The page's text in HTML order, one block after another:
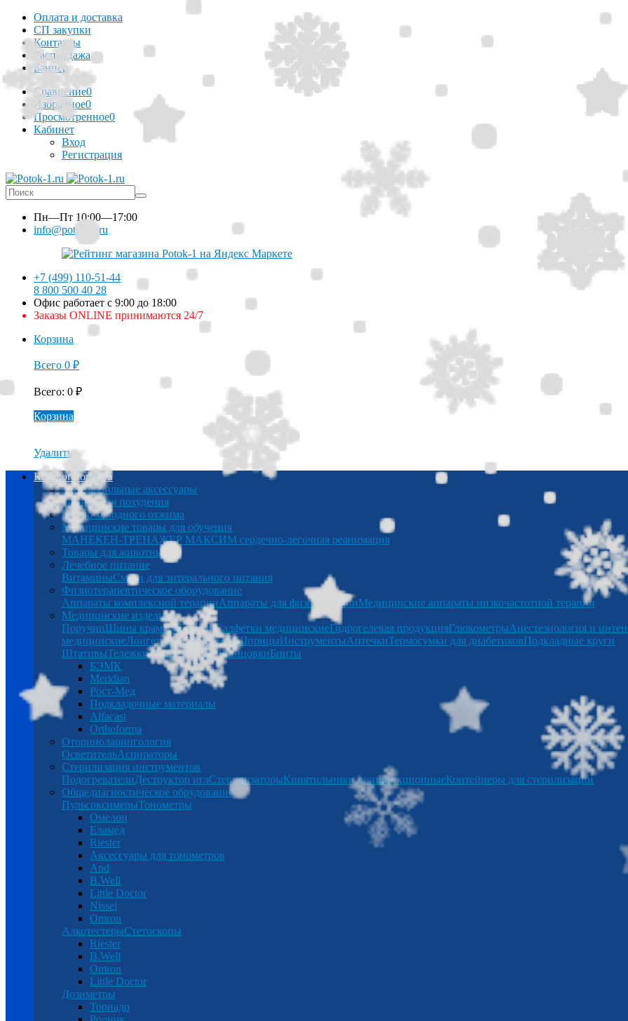
Оплата и доставка
СП закупки
Контакты
Распродажа
Баннер
Сравнение0
Избранное0
Просмотренное0
Кабинет
Вход
Регистрация
Пн—Пт 10:00—17:00
info@potok-1.ru
+7 (499) 110-51-44
8 800 500 40 28
Офис работает с 9:00 до 18:00
Заказы ONLINE принимаются 24/7
Корзина
Всего 0 ₽
Всего: 0 ₽
Корзина
Удалить
Каталог товаров
Автомобильные аксессуары
Товары для похудения
Масло холодного отжима
Медицинские товары для обучения
МАНЕКЕН-ТРЕНАЖЕР МАКСИМ сердечно-легочная реанимация
Товары для животных
Лечебное питание
ВитаминыСмеси для энтерального питания
Физиотерапевтическое оборудование
Аппараты комплексной терапииАппараты для физиотерапииМедицинские аппараты низкочастотной терапии
Медицинские изделия
ПоручниШины крамераБерушиСалфетки медицинскиеГидрогелевая продукцияГлюкометрыАнестезиология и
медицинскиеЛонгетыХалатыБинтыШприцыИнструментыАптечкиТермосумки для диабетиковПодкладные круги
ШтативыТележкиТаблетницыСпринцовкиБинты
БЭМК
Meridian
Рост-Мед
Подкладочные материалы
Alfacast
Orthoforma
Оториноларингология
ОсветительАспираторы
Стерилизация инструментов
ПодогревателиДеструктор иглСтерилизаторыКипятильники дезинфекционныеКонтейнеры для стерилизации
Общедиагностическое обрудование
ПульсоксимерыТонометры
Омелон
Еламед
Riester
Аксессуары для тонометров
And
B.Well
Little Doctor
Nissei
Omron
АлкотестерыСтетоскопы
Riester
B.Well
Omron
Little Doctor
Дозиметры
Торнадо